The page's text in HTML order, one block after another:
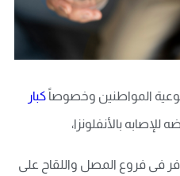
المواطنين وخصوصاً كبار
بالأنفلونزا،
فى فروع المصل واللقاح على